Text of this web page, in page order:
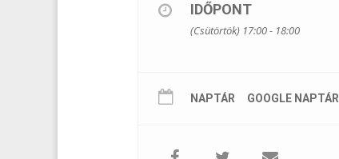
IDŐPONT
(Csütörtök) 17:00 - 18:00
NAPTÁR GOOGLE NAPTÁR